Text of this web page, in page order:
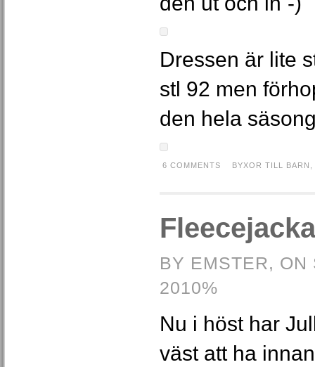
Dressen är lite
stl 92 men
den hela
6 COMMENTS BYXOR TILL BARN
Fleecejacka
BY EMSTER,
2010%
Nu i höst har
väst att ha